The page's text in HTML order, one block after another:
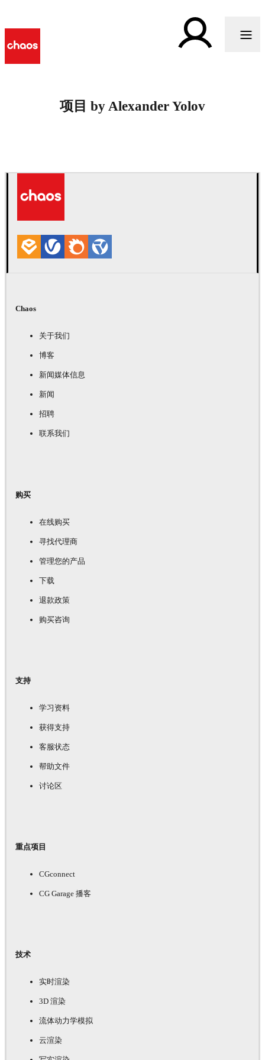
项目 by Alexander Yolov
Chaos
关于我们
博客
新闻媒体信息
新闻
招聘
联系我们
购买
在线购买
寻找代理商
管理您的产品
下载
退款政策
购买咨询
支持
学习资料
获得支持
客服状态
帮助文件
讨论区
重点项目
CGconnect
CG Garage 播客
技术
实时渲染
3D 渲染
流体动力学模拟
云渲染